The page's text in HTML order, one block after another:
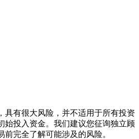
具有很大风险，并不适用于所有投资
始投入资金。我们建议您征询独立顾
完全了解可能涉及的风险。